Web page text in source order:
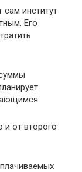
институт
Его
и от второго